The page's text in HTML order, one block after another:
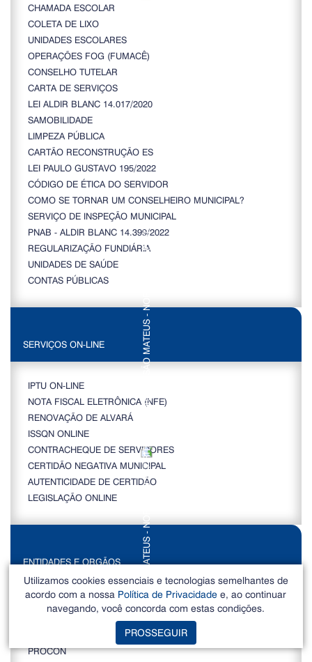
CHAMADA ESCOLAR
COLETA DE LIXO
UNIDADES ESCOLARES
OPERAÇÕES FOG (FUMACÊ)
CONSELHO TUTELAR
CARTA DE SERVIÇOS
LEI ALDIR BLANC 14.017/2020
SAMOBILIDADE
LIMPEZA PÚBLICA
CARTÃO RECONSTRUÇÃO ES
LEI PAULO GUSTAVO 195/2022
CÓDIGO DE ÉTICA DO SERVIDOR
COMO SE TORNAR UM CONSELHEIRO MUNICIPAL?
SERVIÇO DE INSPEÇÃO MUNICIPAL
PNAB - ALDIR BLANC 14.399/2022
REGULARIZAÇÃO FUNDIÁRIA
UNIDADES DE SAÚDE
CONTAS PÚBLICAS
SERVIÇOS ON-LINE
IPTU ON-LINE
NOTA FISCAL ELETRÔNICA (NFE)
RENOVAÇÃO DE ALVARÁ
ISSQN ONLINE
CONTRACHEQUE DE SERVIDORES
CERTIDÃO NEGATIVA MUNICIPAL
AUTENTICIDADE DE CERTIDÃO
LEGISLAÇÃO ONLINE
ENTIDADES E ORGÃOS
CONTROLADORIA GERAL MUNICIPAL
PROCURADORIA GERAL MUNICIPAL
PROCON
Utilizamos cookies essenciais e tecnologias semelhantes de
acordo com a nossa Política de Privacidade e, ao continuar
navegando, você concorda com estas condições.
PROSSEGUIR